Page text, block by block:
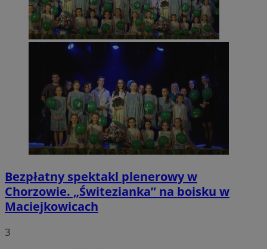
Bezpłatny spektakl plenerowy w
Chorzowie. „Świtezianka” na boisku w
Maciejkowicach
3